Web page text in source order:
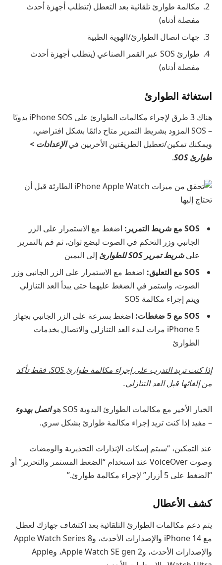
مكالمة طوارئ تلقائية بعد التعطل (تتطلب أجهزة أحدث
مفصلة أدناه)
جهات اتصال الطوارئ/الهوية الطبية
طوارئ SOS عبر القمر الصناعي (يتطلب أجهزة أحدث
مفصلة أدناه)
استغاثة الطوارئ
هناك 3 طرق لإجراء مكالمات الطوارئ على iPhone SOS يدويًا
– SOS المزود بشريط التمرير متاح دائمًا بشكل افتراضي،
ويمكنك تمكين/تعطيل الطريقتين الأخريين فيالإعدادات >
طوارئ SOS
.
SOS مع شريط التمرير:
اضغط مع الاستمرار على الزر
الجانبي وزر التحكم في الصوت لبضع ثوان، ثم قم بالتمرير
علىشريط تمرير SOS للطوارئ
إلى اليمين
SOS مع التعليق:
اضغط مع الاستمرار على الزر الجانبي وزر
الصوت، واستمر في الضغط عليهما حتى يبدأ العد التنازلي
ويتم إجراء مكالمة SOS
SOS مع 5 ضغطات:
اضغط بسرعة على الزر الجانبي بجهاز
iPhone 5 مرات لبدء العد التنازلي والاتصال بخدمات
الطوارئ
إذا كنت تريد التدرب على إجراء مكالمة طوارئ SOS، فقط تأكد
من إلغائها قبل العد التنازلي.
الخيار الأخير مع مكالمات الطوارئ اليدوية SOS هو
اتصل بهدوء
– مفيد إذا كنت تريد إجراء مكالمة طوارئ بشكل سري.
عند التمكين، “سيتم إسكات الإنذارات التحذيرية والومضات
وصوت VoiceOver عند استخدام “الضغط المستمر والتحرير” أو
“الضغط على 5 أزرار” لإجراء مكالمة طوارئ.”
كشف الأعطال
يتم دعم مكالمات الطوارئ التلقائية بعد اكتشاف جهازك لعطل
مع iPhone 14 والإصدارات الأحدث، وApple Watch Series 8
والإصدارات الأحدث، وApple Watch SE gen 2، وApple